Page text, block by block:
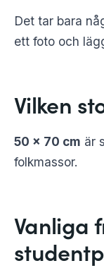
Det tar bara
ett foto och
Vilken
50 × 70 cm är
folkmassor.
Vanliga